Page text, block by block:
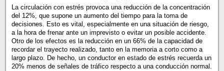
La circulación con estrés provoca una reducción de la concentración
del 12%, que supone un aumento del tiempo para la toma de
decisiones. Esto es vital, especialmente en una situación de riesgo,
a la hora de frenar ante un imprevisto o evitar un posible accidente.
Otro de los efectos es la reducción en un 66% de la capacidad de
recordar el trayecto realizado, tanto en la memoria a corto como a
largo plazo. De hecho, un conductor en estado de estrés recuerda un
20% menos de señales de tráfico respecto a una conducción normal.